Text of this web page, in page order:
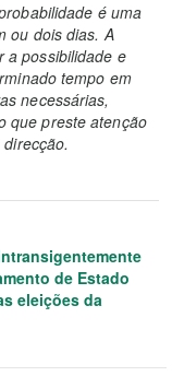
é uma
ou dois dias. A
a possibilidade e
tempo em
necessárias,
que preste atenção
de Estado
eleições da